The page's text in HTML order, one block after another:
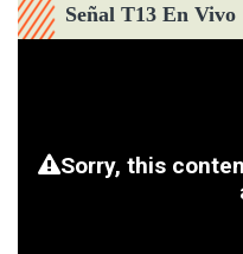
Señal T13 En Vivo